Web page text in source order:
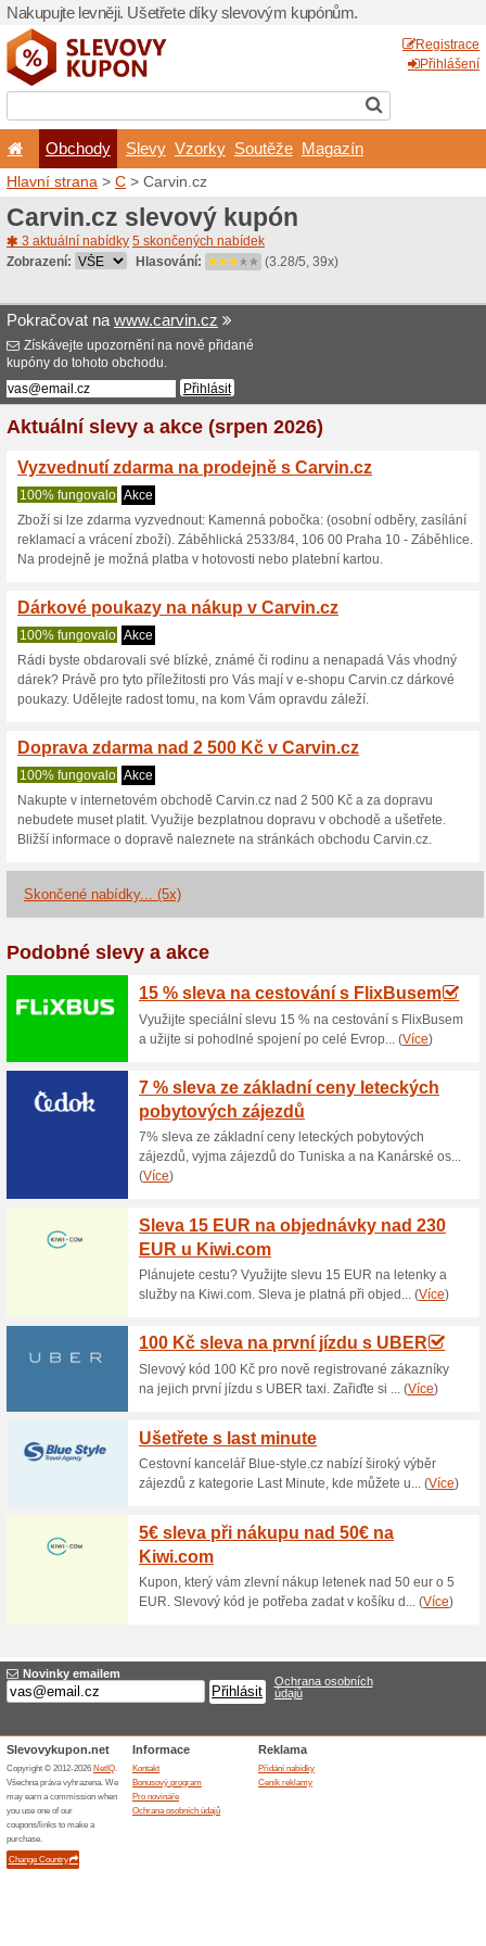
Nakupujte levněji.
Obchody
Hlavní strana>C>
Carvin.cz
3 aktuální nabídky 5
Zobrazení:
Pokračovat na
Získávejte upozornění na
kupóny do tohoto obchodu.
Aktuální slevy a
Vyzvednutí zdarma
100% fungovalo Akce
Zboží si lze zdarma
reklamací a vrácení zboží).
Na prodejně je možná
Dárkové poukazy
100% fungovalo Akce
dárek? Právě pro tyto
poukazy. Udělejte radost
Doprava zdarma